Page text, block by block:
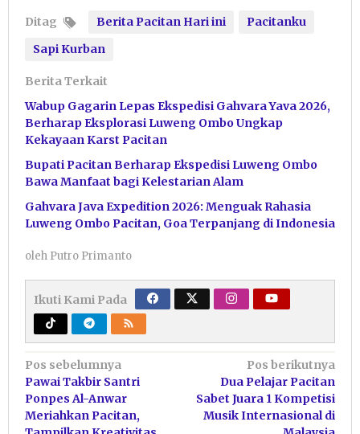
Ditag Berita Pacitan Hari ini
Pacitanku
Sapi Kurban
Berita Terkait
Wabup Gagarin Lepas Ekspedisi Gahvara Yava 2026,
Berharap Eksplorasi Luweng Ombo Ungkap
Kekayaan Karst Pacitan
Bupati Pacitan Berharap Ekspedisi Luweng Ombo
Bawa Manfaat bagi Kelestarian Alam
Gahvara Java Expedition 2026: Menguak Rahasia
Luweng Ombo Pacitan, Goa Terpanjang di Indonesia
oleh Putro Primanto
Ikuti Kami Pada
Navigasi
pos
Pos sebelumnya
Pawai Takbir Santri
Ponpes Al-Anwar
Meriahkan Pacitan,
Pos berikutnya
Dua Pelajar Pacitan
Sabet Juara 1 Kompetisi
Musik Internasional di